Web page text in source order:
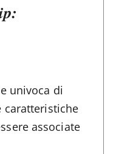
univoca di
caratteristiche
associate